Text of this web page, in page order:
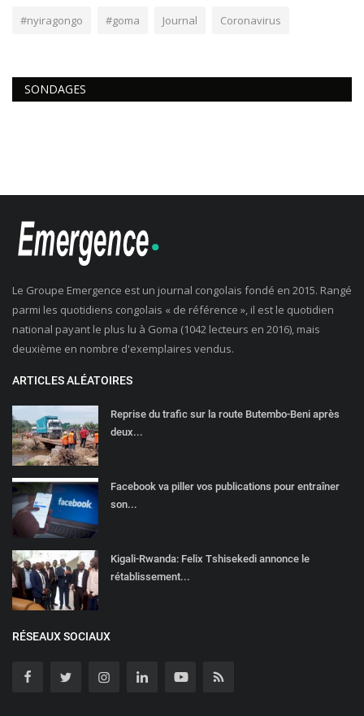
#nyiragongo #goma Journal Coronavirus
SONDAGES
Le Groupe Emergence est un journal congolais fondé en 2015. Rangé
parmi les quotidiens congolais « de référence », il est le quotidien
national payant le plus lu à Goma (1042 lecteurs en 2016), mais
deuxième en nombre d'exemplaires vendus.
ARTICLES ALÉATOIRES
Reprise du trafic sur la route Butembo-Beni après
deux...
Facebook va piller vos publications pour entraîner
son...
Kigali-Rwanda: Felix Tshisekedi annonce le
rétablissement...
RÉSEAUX SOCIAUX